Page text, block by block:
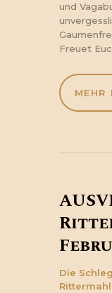
und
Freuet
MEHR
Die